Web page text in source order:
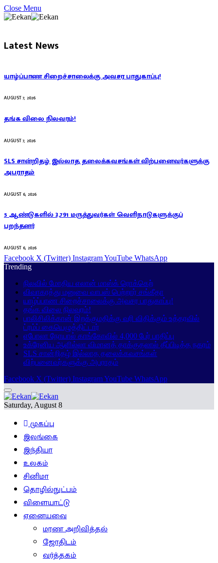
Close Menu
Latest News
யாழ்ப்பாண சிறைச்சாலைக்கு அவசர பாதுகாப்பு!
AUGUST 7, 2026
தங்க விலை நிலவரம்!
AUGUST 7, 2026
SLS சான்றிதழ் இல்லாத தலைக்கவசங்கள் விற்பனைவர்களுக்கு
அபராதம்
AUGUST 6, 2026
5 ஆண்டுகளில் 3,791 மருத்துவர்கள் வெளிநாடுகளுக்குப்
பறந்தனர்
AUGUST 6, 2026
Facebook X (Twitter) InstagramYouTube WhatsApp
Trending
நிலவில் மோதிய எலான் மாஸ்க் ரொக்கெற்
விவாகரத்து மனுவை வாபஸ் பெற்றார் சங்கீதா
யாழ்ப்பாண சிறைச்சாலைக்கு அவசர பாதுகாப்பு!
தங்க விலை நிலவரம்!
பாலிசிலிக்கான் இறக்குமதிக்கு வரி விதிக்கும் உத்தரவில்
ட்ரம்ப் கையெழுத்திட்டார்
எபோலா நோயால் காங்கோவில் 4,000 பேர் பாதிப்பு
உக்ரேனிய ஆளில்லா விமானத் தாக்குதலால் தீப்பிடித்த நகரம்
SLS சான்றிதழ் இல்லாத தலைக்கவசங்கள்
விற்பனைவர்களுக்கு அபராதம்
Facebook X (Twitter) InstagramYouTube WhatsApp
Saturday, August 8
முகப்பு
இலங்கை
இந்தியா
உலகம்
சினிமா
தொழில்நுட்பம்
விளையாட்டு
ஏனையவை
மரண அறிவித்தல்
ஜோதிடம்
வர்த்தகம்